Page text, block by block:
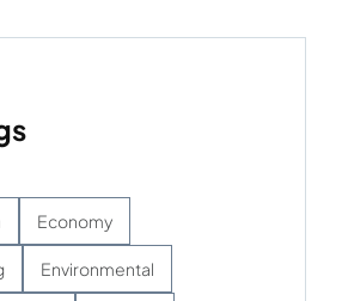
Economy
Environmental